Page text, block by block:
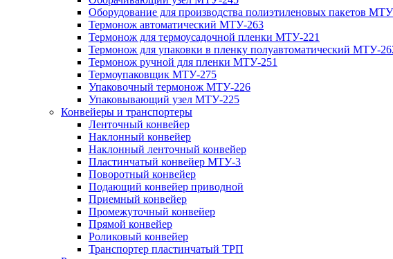
Оборудование для производства полиэтиленовых пакетов
Термонож автоматический МТУ-263
Термонож для термоусадочной пленки МТУ-221
Термонож для упаковки в пленку полуавтоматический МТУ-
Термонож ручной для пленки МТУ-251
Термоупаковщик МТУ-275
Упаковочный термонож МТУ-226
Упаковывающий узел МТУ-225
Конвейеры и транспортеры
Ленточный конвейер
Наклонный конвейер
Наклонный ленточный конвейер
Пластинчатый конвейер МТУ-3
Поворотный конвейер
Подающий конвейер приводной
Приемный конвейер
Промежуточный конвейер
Прямой конвейер
Роликовый конвейер
Транспортер пластинчатый ТРП